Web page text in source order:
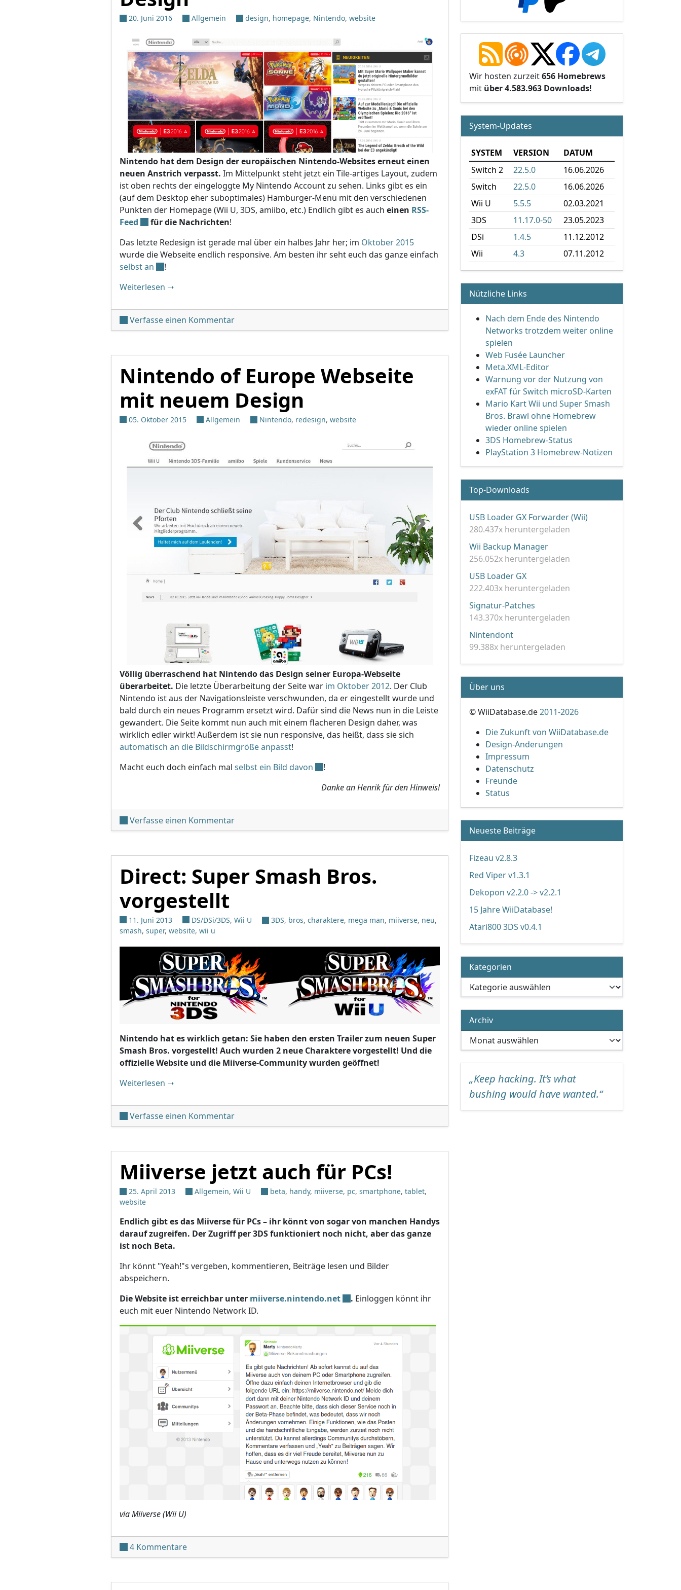
20. Juni 2016 Allgemein design, homepage, Nintendo, website
Nintendo hat dem Design der europäischen Nintendo-Websites erneut einen
neuen Anstrich verpasst. Im Mittelpunkt steht jetzt ein Tile-artiges Layout, zudem
ist oben rechts der eingeloggte My Nintendo Account zu sehen. Links gibt es ein
(auf dem Desktop eher suboptimales) Hamburger-Menü mit den verschiedenen
Punkten der Homepage (Wii U, 3DS, amiibo, etc.) Endlich gibt es auch einen RSS-
Feed
für die Nachrichten!
Das letzte Redesign ist gerade mal über ein halbes Jahr her; im Oktober 2015
wurde die Webseite endlich responsive. Am besten ihr seht euch das ganze einfach
selbst an
!
Weiterlesen "Nintendo erneuert Homepage-Design"
➝
Verfasse einen Kommentarunter 'Nintendo erneuert Homepage-Design'
Nintendo of Europe Webseite
mit neuem Design
05. Oktober 2015 Allgemein Nintendo, redesign, website
Völlig überraschend hat Nintendo das Design seiner Europa-Webseite
überarbeitet. Die letzte Überarbeitung der Seite war im Oktober 2012. Der Club
Nintendo ist aus der Navigationsleiste verschwunden, da er eingestellt wurde und
bald durch ein neues Programm ersetzt wird. Dafür sind die News nun in die Leiste
gewandert. Die Seite kommt nun auch mit einem flacheren Design daher, was
wirklich edler wirkt! Außerdem ist sie nun responsive, das heißt, dass sie sich
automatisch an die Bildschirmgröße anpasst!
Macht euch doch einfach mal selbst ein Bild davon
!
Danke an Henrik für den Hinweis!
Verfasse einen Kommentarunter 'Nintendo of Europe Webseite mit neuem Design'
Direct: Super Smash Bros.
vorgestellt
11. Juni 2013 DS/DSi/3DS, Wii U 3DS, bros, charaktere, mega man, miiverse, neu,
smash, super, website, wii u
Nintendo hat es wirklich getan: Sie haben den ersten Trailer zum neuen Super
Smash Bros. vorgestellt! Auch wurden 2 neue Charaktere vorgestellt! Und die
offizielle Website und die Miiverse-Community wurden geöffnet!
Weiterlesen "Direct: Super Smash Bros. vorgestellt"
➝
Verfasse einen Kommentarunter 'Direct: Super Smash Bros. vorgestellt'
Miiverse jetzt auch für PCs!
25. April 2013 Allgemein, Wii U beta, handy, miiverse, pc, smartphone, tablet,
website
Endlich gibt es das Miiverse für PCs – ihr könnt von sogar von manchen Handys
darauf zugreifen. Der Zugriff per 3DS funktioniert noch nicht, aber das ganze
ist noch Beta.
Ihr könnt "Yeah!"s vergeben, kommentieren, Beiträge lesen und Bilder
abspeichern.
Die Website ist erreichbar unter miiverse.nintendo.net . Einloggen könnt ihr
euch mit euer Nintendo Network ID.
via Miiverse (Wii U)
4 Kommentarezu Miiverse jetzt auch für PCs!
Wir hosten zurzeit656 Homebrews
mit über 4.583.963 Downloads!
System-Updates
SYSTEM VERSION
DATUM
Switch 2
22.5.0
16.06.2026
Switch
22.5.0
16.06.2026
Wii U
5.5.5
02.03.2021
3DS
11.17.0-50
23.05.2023
DSi
1.4.5
11.12.2012
Wii
4.3 07.11.2012
Nützliche Links
Nach dem Ende des Nintendo
Networks trotzdem weiter online
spielen
Web Fusée Launcher
Meta.XML-Editor
Warnung vor der Nutzung von
exFAT für Switch microSD-Karten
Mario Kart Wii und Super Smash
Bros. Brawl ohne Homebrew
wieder online spielen
3DS Homebrew-Status
PlayStation 3 Homebrew-Notizen
Top-Downloads
USB Loader GX Forwarder (Wii)
280.437x heruntergeladen
Wii Backup Manager
256.052x heruntergeladen
USB Loader GX
222.403x heruntergeladen
Signatur-Patches
143.370x heruntergeladen
Nintendont
99.388x heruntergeladen
Über uns
© WiiDatabase.de2011-2026
Die Zukunft von WiiDatabase.de
Design-Änderungen
Impressum
Datenschutz
Freunde
Status
Neueste Beiträge
Fizeau v2.8.3
Red Viper v1.3.1
Dekopon v2.2.0 -> v2.2.1
15 Jahre WiiDatabase!
Atari800 3DS v0.4.1
Kategorien
Kategorien
Archiv
Archiv
„Keep hacking. It’s what
bushing would have wanted.“